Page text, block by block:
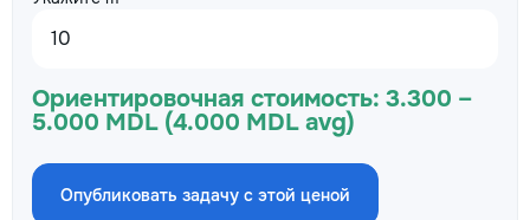
Ориентировочная стоимость: 3.300 –
5.000 MDL (4.000 MDL avg)
Опубликовать задачу с этой ценой